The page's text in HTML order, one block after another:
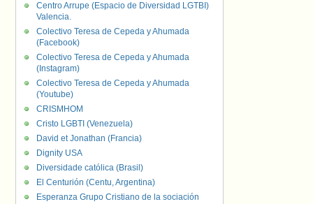
Centro Arrupe (Espacio de Diversidad LGTBI)
Valencia.
Colectivo Teresa de Cepeda y Ahumada
(Facebook)
Colectivo Teresa de Cepeda y Ahumada
(Instagram)
Colectivo Teresa de Cepeda y Ahumada
(Youtube)
CRISMHOM
Cristo LGBTI (Venezuela)
David et Jonathan (Francia)
Dignity USA
Diversidade católica (Brasil)
El Centurión (Centu, Argentina)
Esperanza Grupo Cristiano de la sociación